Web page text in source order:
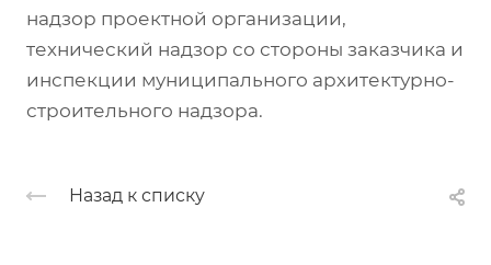
надзор проектной организации,
технический надзор со стороны заказчика и
инспекции муниципального архитектурно-
строительного надзора.
Назад к списку